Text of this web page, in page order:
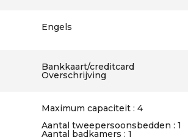
Engels
Bankkaart/creditcard
Overschrijving
Maximum capaciteit : 4
Aantal tweepersoonsbedden : 1
Aantal badkamers : 1